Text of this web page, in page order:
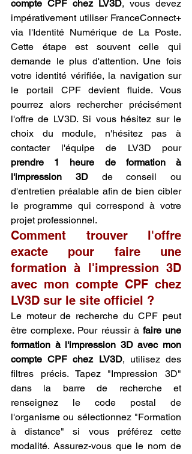
compte CPF chez LV3D, vous devez
impérativement utiliser FranceConnect+
via l'Identité Numérique de La Poste.
Cette étape est souvent celle qui
demande le plus d'attention. Une fois
votre identité vérifiée, la navigation sur
le portail CPF devient fluide. Vous
pourrez alors rechercher précisément
l'offre de LV3D. Si vous hésitez sur le
choix du module, n'hésitez pas à
contacter l'équipe de LV3D pour
prendre 1 heure de formation à
l'impression 3D de conseil ou
d'entretien préalable afin de bien cibler
le programme qui correspond à votre
projet professionnel.
Comment trouver l'offre
exacte pour faire une
formation à l'impression 3D
avec mon compte CPF chez
LV3D sur le site officiel ?
Le moteur de recherche du CPF peut
être complexe. Pour réussir à faire une
formation à l'impression 3D avec mon
compte CPF chez LV3D, utilisez des
filtres précis. Tapez "Impression 3D"
dans la barre de recherche et
renseignez le code postal de
l'organisme ou sélectionnez "Formation
à distance" si vous préférez cette
modalité. Assurez-vous que le nom de